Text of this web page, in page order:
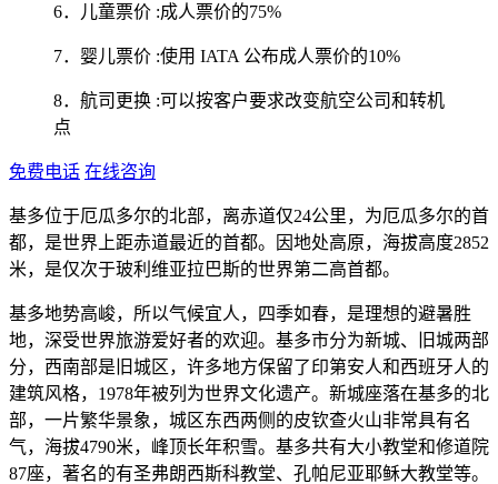
6．儿童票价 :成人票价的75%
7．婴儿票价 :使用 IATA 公布成人票价的10%
8．航司更换 :可以按客户要求改变航空公司和转机
点
免费电话 在线咨询
基多位于厄瓜多尔的北部，离赤道仅24公里，为厄瓜多尔的首
都，是世界上距赤道最近的首都。因地处高原，海拔高度2852
米，是仅次于玻利维亚拉巴斯的世界第二高首都。
基多地势高峻，所以气候宜人，四季如春，是理想的避暑胜
地，深受世界旅游爱好者的欢迎。基多市分为新城、旧城两部
分，西南部是旧城区，许多地方保留了印第安人和西班牙人的
建筑风格，1978年被列为世界文化遗产。新城座落在基多的北
部，一片繁华景象，城区东西两侧的皮钦查火山非常具有名
气，海拔4790米，峰顶长年积雪。基多共有大小教堂和修道院
87座，著名的有圣弗朗西斯科教堂、孔帕尼亚耶稣大教堂等。